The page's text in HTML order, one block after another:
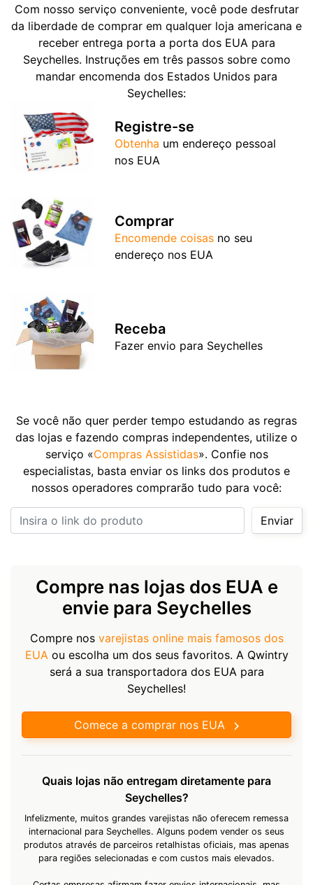
Com nosso serviço conveniente, você pode desfrutar
da liberdade de comprar em qualquer loja americana e
receber entrega porta a porta dos EUA para
Seychelles. Instruções em três passos sobre como
mandar encomenda dos Estados Unidos para
Seychelles:
Registre-se
Obtenha um endereço pessoal
nos EUA
Comprar
Encomende coisas no seu
endereço nos EUA
Receba
Fazer envio para Seychelles
Se você não quer perder tempo estudando as regras
das lojas e fazendo compras independentes, utilize o
serviço «Compras Assistidas». Confie nos
especialistas, basta enviar os links dos produtos e
nossos operadores comprarão tudo para você:
Insira o link do produto
Enviar
Compre nas lojas dos EUA e
envie para Seychelles
Compre nos varejistas online mais famosos dos
EUAou escolha um dos seus favoritos. A Qwintry
será a sua transportadora dos EUA para
Seychelles!
Comece a comprar nos EUA
Quais lojas não entregam diretamente para
Seychelles?
Infelizmente, muitos grandes varejistas não oferecem remessa
internacional para Seychelles. Alguns podem vender os seus
produtos através de parceiros retalhistas oficiais, mas apenas
para regiões selecionadas e com custos mais elevados.